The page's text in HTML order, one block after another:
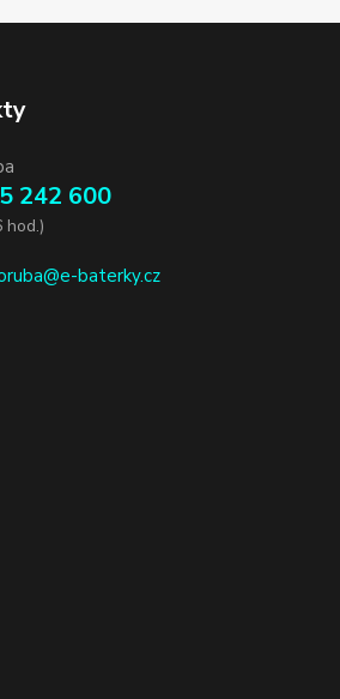
242 600
hod.)
baterky.cz